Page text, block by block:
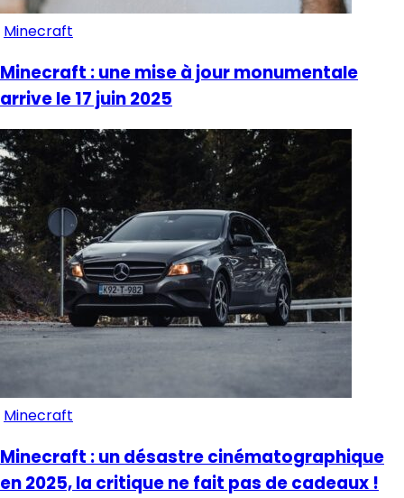
Minecraft
Minecraft : une mise à jour monumentale
arrive le 17 juin 2025
Minecraft
Minecraft : un désastre cinématographique
en 2025, la critique ne fait pas de cadeaux !